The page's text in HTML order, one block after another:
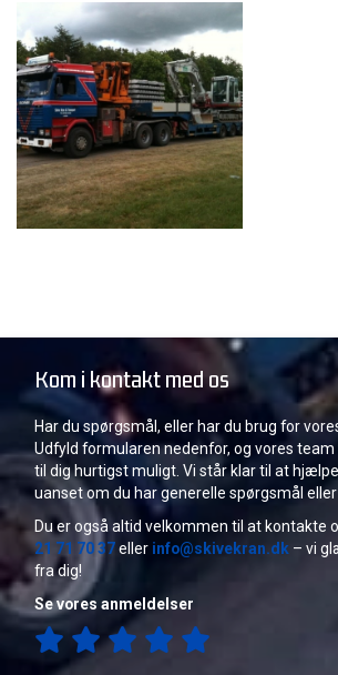
Kom i kontakt med os
Har du spørgsmål, eller har du brug for
Udfyld formularen nedenfor, og vores team
til dig hurtigst muligt. Vi står klar til at
uanset om du har generelle spørgsmål
Du er også altid velkommen til at kontakte
21 71 70 37eller info@skivekran.dk – vi
fra dig!
Se vores anmeldelser